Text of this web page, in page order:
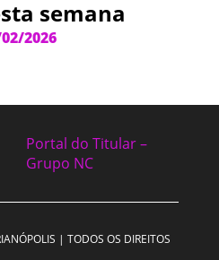
semana
2026
Portal do Titular –
Grupo NC
| TODOS OS DIREITOS